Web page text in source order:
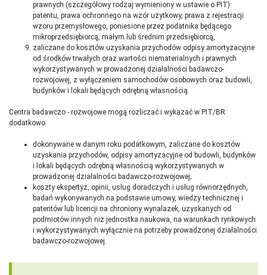
prawnych (szczegółowy rodzaj wymieniony w ustawie o PIT):
patentu, prawa ochronnego na wzór użytkowy, prawa z rejestracji
wzoru przemysłowego, poniesione przez podatnika będącego
mikroprzedsiębiorcą, małym lub średnim przedsiębiorcą,
zaliczane do kosztów uzyskania przychodów odpisy amortyzacyjne
od środków trwałych oraz wartości niematerialnych i prawnych
wykorzystywanych w prowadzonej działalności badawczo-
rozwojowej, z wyłączeniem samochodów osobowych oraz budowli,
budynków i lokali będących odrębną własnością.
Centra badawczo - rozwojowe mogą rozliczać i wykazać w PIT/BR
dodatkowo:
dokonywane w danym roku podatkowym, zaliczane do kosztów
uzyskania przychodów, odpisy amortyzacyjne od budowli, budynków
i lokali będących odrębną własnością wykorzystywanych w
prowadzonej działalności badawczo-rozwojowej;
koszty ekspertyz, opinii, usług doradczych i usług równorzędnych,
badań wykonywanych na podstawie umowy, wiedzy technicznej i
patentów lub licencji na chroniony wynalazek, uzyskanych od
podmiotów innych niż jednostka naukowa, na warunkach rynkowych
i wykorzystywanych wyłącznie na potrzeby prowadzonej działalności
badawczo-rozwojowej.